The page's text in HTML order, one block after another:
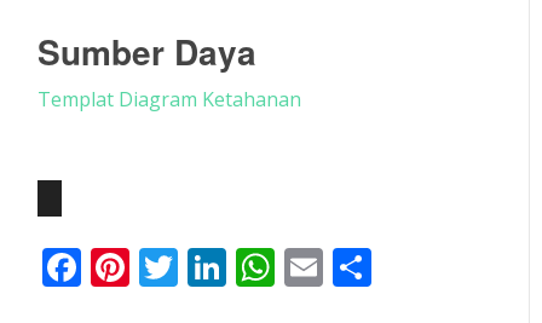
Sumber Daya
Templat Diagram Ketahanan
Facebook
Pinterest
Twitter
LinkedIn
WhatsApp
Email